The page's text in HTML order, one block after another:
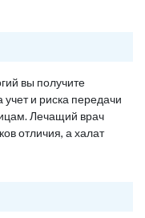
вы получите
и риска передачи
Лечащий врач
отличия, а халат